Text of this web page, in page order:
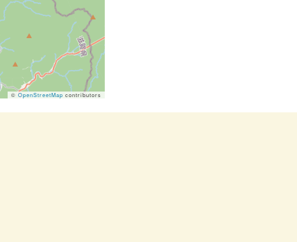
© OpenStreetMap contributors